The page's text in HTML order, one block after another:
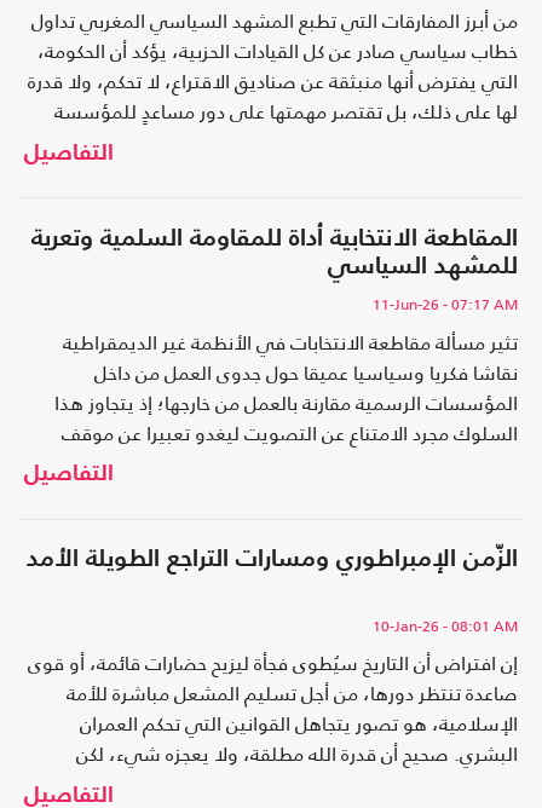
من أبرز المفارقات التي تطبع المشهد السياسي المغربي تداول
خطاب سياسي صادر عن كل القيادات الحزبية، يؤكد أن الحكومة،
التي يفترض أنها منبثقة عن صناديق الاقتراع، لا تحكم، ولا قدرة
لها على ذلك، بل تقتصر مهمتها على دور مساعدٍ للمؤسسة
التفاصيل
المقاطعة الانتخابية أداة للمقاومة السلمية وتعرية
للمشهد السياسي
11-Jun-26 - 07:17 AM
تثير مسألة مقاطعة الانتخابات في الأنظمة غير الديمقراطية
نقاشا فكريا وسياسيا عميقا حول جدوى العمل من داخل
المؤسسات الرسمية مقارنة بالعمل من خارجها؛ إذ يتجاوز هذا
السلوك مجرد الامتناع عن التصويت ليغدو تعبيرا عن موقف
سياسي يرفض القواعد المؤسساتية الرسمية القائمة.التفاصيل
الزّمن الإمبراطوري ومسارات التراجع الطويلة الأمد
10-Jan-26 - 08:01 AM
إن افتراض أن التاريخ سيُطوى فجأة ليزيح حضارات قائمة، أو قوى
صاعدة تنتظر دورها، من أجل تسليم المشعل مباشرة للأمة
الإسلامية، هو تصور يتجاهل القوانين التي تحكم العمران
البشري. صحيح أن قدرة الله مطلقة، ولا يعجزه شيء، لكن
السنن التي أودعها في المجتمعات تؤكد أن التمكين مرتبطالتفاصيل